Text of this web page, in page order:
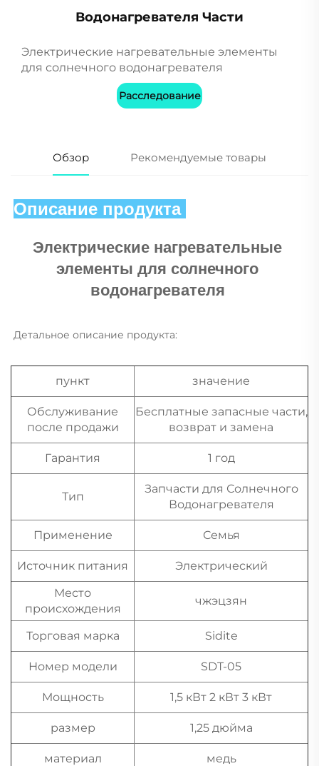
Водонагревателя Части
Электрические нагревательные элементы
для солнечного водонагревателя
Расследование
Обзор Рекомендуемые товары
Описание продукта
Электрические нагревательные
элементы для солнечного
водонагревателя
Детальное описание продукта:
пункт значение
Обслуживание
после продажи
Бесплатные запасные части,
возврат и замена
Гарантия 1 год
Тип
Запчасти для Солнечного
Водонагревателя
Применение Семья
Источник питания
Электрический
Место
происхождения
чжэцзян
Торговая марка Sidite
Номер модели SDT-05
Мощность 1,5 кВт 2 кВт 3 кВт
размер 1,25 дюйма
материал медь